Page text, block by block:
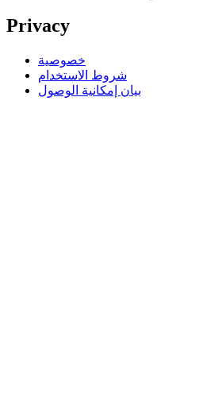
Privacy
خصوصية
شروط الاستخدام
بيان إمكانية الوصول